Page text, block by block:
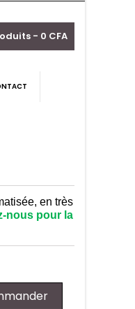
- 0 CFA
en très
nous pour la